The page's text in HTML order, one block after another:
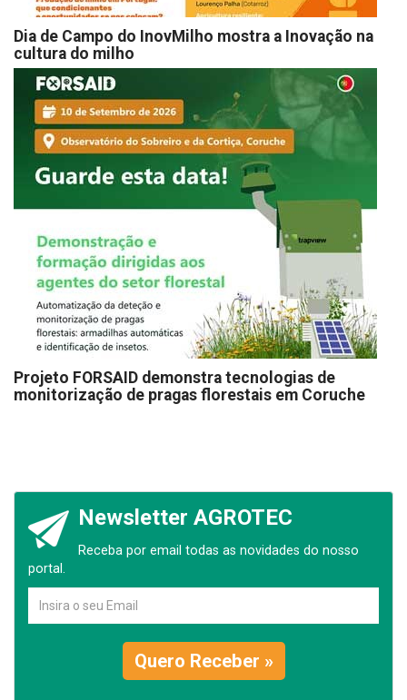
Dia de Campo do InovMilho mostra a Inovação na
cultura do milho
Projeto FORSAID demonstra tecnologias de
monitorização de pragas florestais em Coruche
Newsletter AGROTEC
Receba por email todas as novidades do nosso
portal.
Quero Receber »